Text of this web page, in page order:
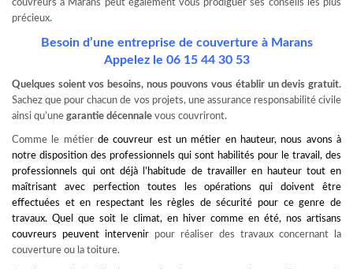
couvreurs à Marans peut également vous prodiguer ses conseils les plus
précieux.
Besoin d’une entreprise de couverture à Marans
Appelez le 06 15 44 30 53
Quelques soient vos besoins, nous pouvons vous établir un devis gratuit.
Sachez que pour chacun de vos projets, une assurance responsabilité civile
ainsi qu’une garantie décennale vous couvriront.
Comme le métier de couvreur est un métier en hauteur, nous avons à
notre disposition des professionnels qui sont habilités pour le travail, des
professionnels qui ont déjà l’habitude de travailler en hauteur tout en
maîtrisant avec perfection toutes les opérations qui doivent être
effectuées et en respectant les règles de sécurité pour ce genre de
travaux. Quel que soit le climat, en hiver comme en été, nos artisans
couvreurs peuvent intervenir pour réaliser des travaux concernant la
couverture ou la toiture.